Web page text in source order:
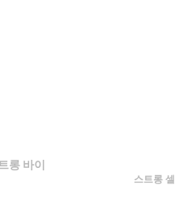
롱 바이
스트롱 셀